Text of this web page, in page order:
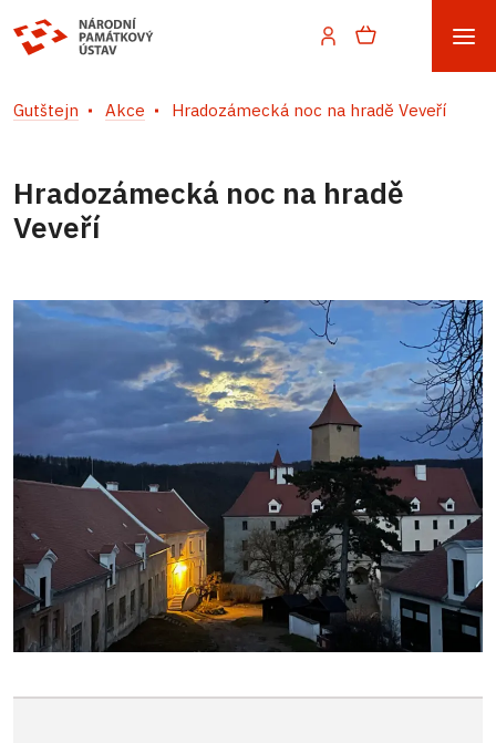
Gutštejn Akce Hradozámecká noc na hradě Veveří
Hradozámecká noc na hradě
Veveří